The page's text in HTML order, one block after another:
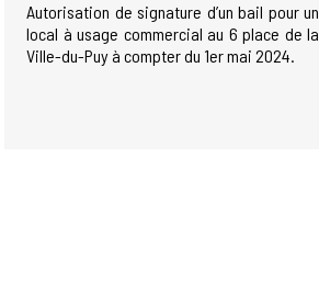
Autorisation de signature d’un bail pour un
local à usage commercial au 6 place de la
Ville-du-Puy à compter du 1er mai 2024.